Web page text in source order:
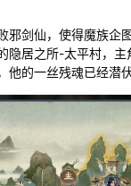
邪剑仙，使得魔族企
隐居之所-太平村，
他的一丝残魂已经潜